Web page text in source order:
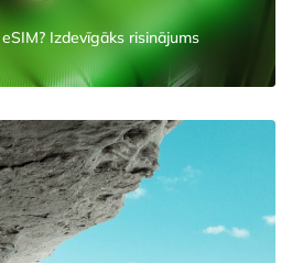
Izdevīgāks risinājums